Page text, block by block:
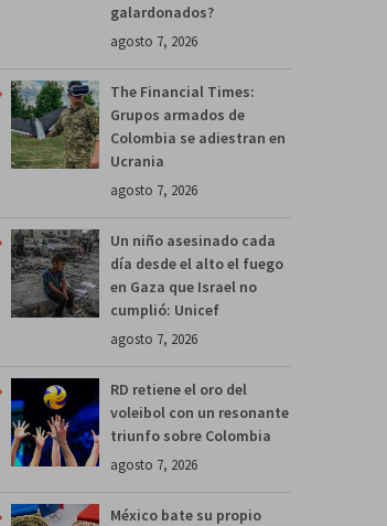
galardonados?
agosto 7, 2026
The Financial Times:
Grupos armados de
Colombia se adiestran en
Ucrania
agosto 7, 2026
Un niño asesinado cada
día desde el alto el fuego
en Gaza que Israel no
cumplió: Unicef
agosto 7, 2026
RD retiene el oro del
voleibol con un resonante
triunfo sobre Colombia
agosto 7, 2026
México bate su propio